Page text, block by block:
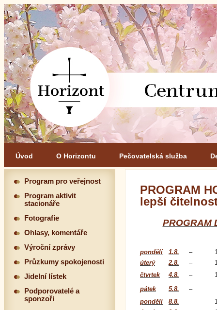
Úvod O Horizontu Pečovatelská služba
PROGRAM
lepší
PROGRAM
pondělí 1.8. –
úterý
2.8. –
čtvrtek
4.8. –
pátek
5.8.
–
pondělí
8.8.
Program pro veřejnost
Program aktivit
stacionáře
Fotografie
Ohlasy, komentáře
Výroční zprávy
Průzkumy spokojenosti
Jidelní lístek
Podporovatelé a
sponzoři